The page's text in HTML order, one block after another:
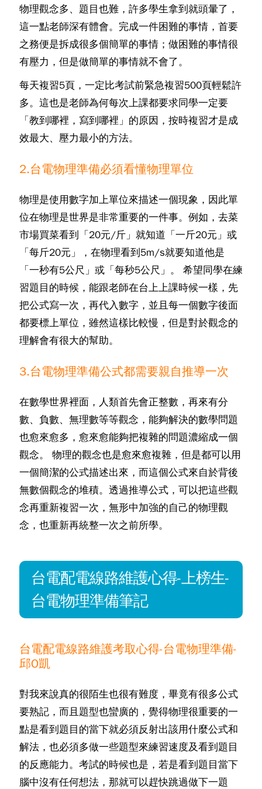
物理觀念多、題目也難，許多學生拿到就頭暈了，
這一點老師深有體會。完成一件困難的事情，首要
之務便是拆成很多個簡單的事情；做困難的事情很
有壓力，但是做簡單的事情就不會了。
每天複習5頁，一定比考試前緊急複習500頁輕鬆許
多。這也是老師為何每次上課都要求同學一定要
「教到哪裡，寫到哪裡」的原因，按時複習才是成
效最大、壓力最小的方法。
2.台電物理準備必須看懂物理單位
物理是使用數字加上單位來描述一個現象，因此單
位在物理是世界是非常重要的一件事。例如，去菜
市場買菜看到「20元/斤」就知道「一斤20元」或
「每斤20元」，在物理看到5m/s就要知道他是
「一秒有5公尺」或「每秒5公尺」。 希望同學在練
習題目的時候，能跟老師在台上上課時候一樣，先
把公式寫一次，再代入數字，並且每一個數字後面
都要標上單位，雖然這樣比較慢，但是對於觀念的
理解會有很大的幫助。
3.台電物理準備公式都需要親自推導一次
在數學世界裡面，人類首先會正整數，再來有分
數、負數、無理數等等觀念，能夠解決的數學問題
也愈來愈多，愈來愈能夠把複雜的問題濃縮成一個
觀念。 物理的觀念也是愈來愈複雜，但是都可以用
一個簡潔的公式描述出來，而這個公式來自於背後
無數個觀念的堆積。透過推導公式，可以把這些觀
念再重新複習一次，無形中加強的自己的物理觀
念，也重新再統整一次之前所學。
台電配電線路維護心得-上榜生-
台電物理準備筆記
台電配電線路維護考取心得-台電物理準備-
邱O凱
對我來說真的很陌生也很有難度，畢竟有很多公式
要熟記，而且題型也蠻廣的，覺得物理很重要的一
點是看到題目的當下就必須反射出該用什麼公式和
解法，也必須多做一些題型來練習速度及看到題目
的反應能力。考試的時候也是，若是看到題目當下
腦中沒有任何想法，那就可以趕快跳過做下一題